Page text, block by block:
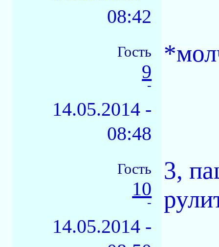
08:42
Гость
9
-
14.05.2014 -
08:48
Гость
10
-
14.05.2014 -
3,